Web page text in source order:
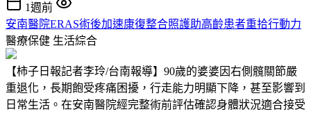
1週前
安南醫院ERAS術後加速康復整合照護助高齡患者重拾行動力
醫療保健 生活綜合
【柿子日報記者李玲/台南報導】90歲的婆婆因右側髖關節嚴
重退化，長期飽受疼痛困擾，行走能力明顯下降，甚至影響到
日常生活。在安南醫院經完整術前評估確認身體狀況適合接受